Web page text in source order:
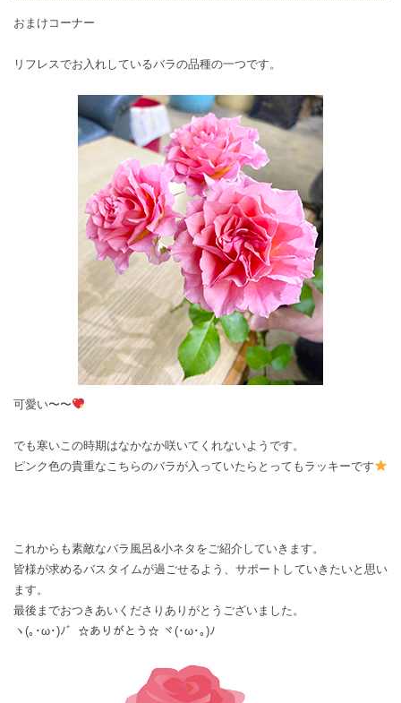
おまけコーナー
リフレスでお入れしているバラの品種の一つです。
可愛い〜〜
でも寒いこの時期はなかなか咲いてくれないようです。
ピンク色の貴重なこちらのバラが入っていたらとってもラッキーです
これからも素敵なバラ風呂&小ネタをご紹介していきます。
皆様が求めるバスタイムが過ごせるよう、サポートしていきたいと思い
ます。
最後までおつきあいくださりありがとうございました。
ヽ(｡･ω･)ﾉ゛☆ありがとう☆ ヾ(･ω･｡)ﾉ